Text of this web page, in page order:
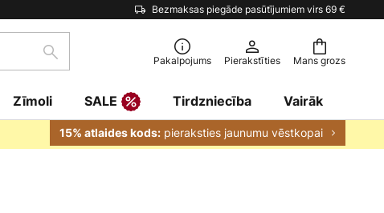
Bezmaksas piegāde pasūtījumiem virs 69 €
Mans grozs
Meklēšana Pakalpojums Pierakstīties
Zīmoli SALE Tirdzniecība Vairāk
15% atlaides kods: pieraksties jaunumu vēstkopai